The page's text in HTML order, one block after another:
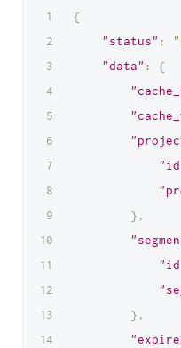
{
"status" :
"data" :
{
} ,
} ,